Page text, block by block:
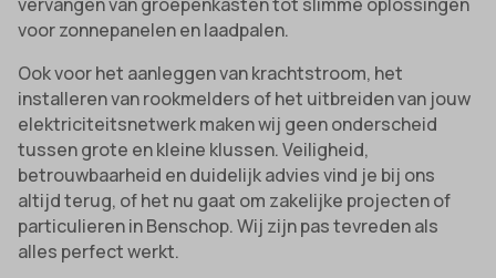
voor zonnepanelen en laadpalen.
Ook voor het aanleggen van krachtstroom, het
installeren van rookmelders of het uitbreiden van jouw
elektriciteitsnetwerk maken wij geen onderscheid
tussen grote en kleine klussen. Veiligheid,
betrouwbaarheid en duidelijk advies vind je bij ons
altijd terug, of het nu gaat om zakelijke projecten of
particulieren in Benschop. Wij zijn pas tevreden als
alles perfect werkt.